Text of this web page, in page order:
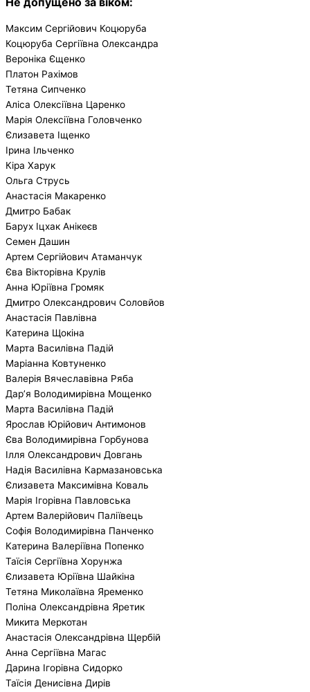
Максим Сергійович Коцюруба
Коцюруба Сергіївна Олександра
Вероніка Єщенко
Платон Рахімов
Тетяна Сипченко
Аліса Олексіївна Царенко
Марія Олексіївна Головченко
Єлизавета Іщенко
Ірина Ільченко
Кіра Харук
Ольга Струсь
Анастасія Макаренко
Дмитро Бабак
Барух Іцхак Анікеєв
Семен Дашин
Артем Сергійович Атаманчук
Єва Вікторівна Крулів
Анна Юріївна Громяк
Дмитро Олександрович Соловйов
Анастасія Павлівна
Катерина Щокіна
Марта Василівна Падій
Маріанна Ковтуненко
Валерія Вячеславівна Ряба
Дар’я Володимирівна Мощенко
Марта Василівна Падій
Ярослав Юрійович Антимонов
Єва Володимирівна Горбунова
Ілля Олександрович Довгань
Надія Василівна Кармазановська
Єлизавета Максимівна Коваль
Марія Ігорівна Павловська
Артем Валерійович Паліївець
Софія Володимирівна Панченко
Катерина Валеріївна Попенко
Таїсія Сергіївна Хорунжа
Єлизавета Юріївна Шайкіна
Тетяна Миколаївна Яременко
Поліна Олександрівна Яретик
Микита Меркотан
Анастасія Олександрівна Щербій
Анна Сергіївна Магас
Дарина Ігорівна Сидорко
Таїсія Денисівна Дирів